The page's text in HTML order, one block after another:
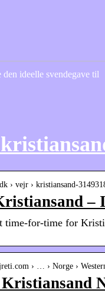
den ideelle svendegave til
› vejr › kristiansand-
–
time-for-time for
› … › Norge ›